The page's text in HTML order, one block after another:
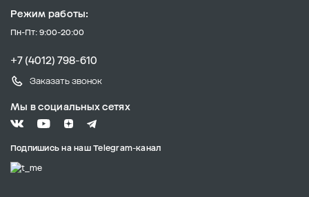
Режим работы:
Пн-Пт: 9:00-20:00
+7 (4012) 798-610
Заказать звонок
Мы в социальных сетях
Подпишись на наш Telegram-канал